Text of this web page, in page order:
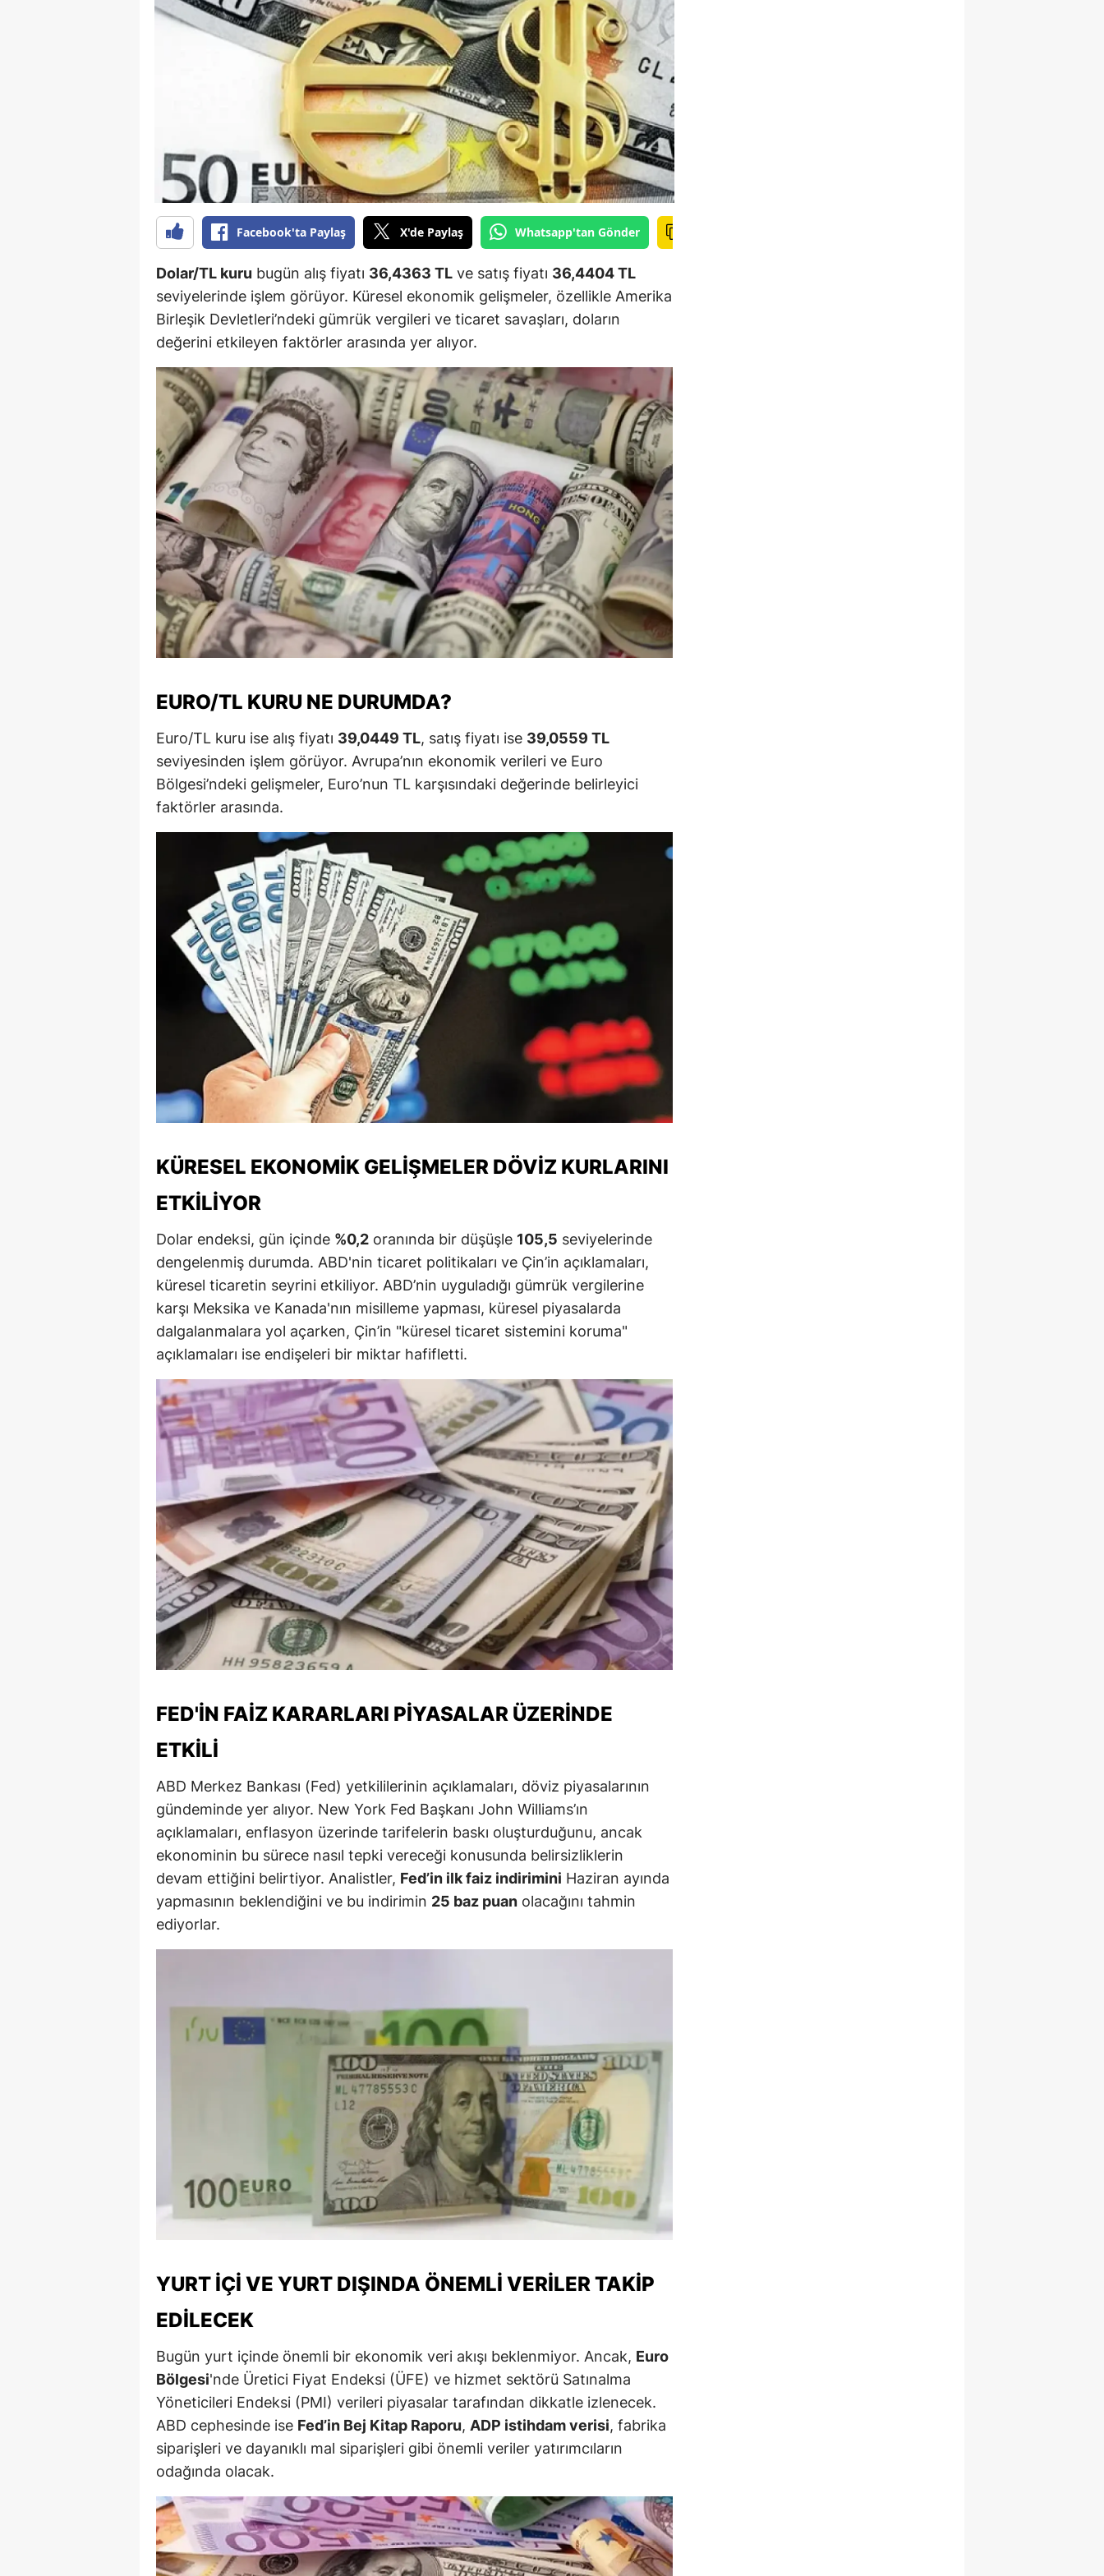
Bilecik
Bingöl
Bitlis
Bolu
Burdur
Bursa
Çanakkale
Çankırı
Çorum
Denizli
Diyarbakır
Edirne
Elazığ
Erzincan
Erzurum
Eskişehir
Gaziantep
Giresun
Gümüşhane
Hakkari
Hatay
Mersin
İstanbul
Kars
Kastamonu
Kayseri
Kırklareli
Kırşehir
Kocaeli
Konya
Kütahya
Manisa
Mardin
Muğla
Nevşehir
Niğde
Ordu
Rize
Sakarya
Samsun
Sinop
Sivas
Tekirdağ
Tokat
Uşak
Van
Yozgat
Zonguldak
Karaman
Kırıkkale
Batman
Şırnak
Bartın
Ardahan
Iğdır
Yalova
Karabük
Düzce
Facebook'ta Paylaş X'de Paylaş Whatsapp'tan Gönder
Dolar/TL kuru bugün alış fiyatı 36,4363 TL ve satış fiyatı 36,4404 TL
seviyelerinde işlem görüyor. Küresel ekonomik gelişmeler, özellikle Amerika
Birleşik Devletleri’ndeki gümrük vergileri ve ticaret savaşları, doların
değerini etkileyen faktörler arasında yer alıyor.
EURO/TL KURU NE DURUMDA?
Euro/TL kuru ise alış fiyatı 39,0449 TL, satış fiyatı ise 39,0559 TL
seviyesinden işlem görüyor. Avrupa’nın ekonomik verileri ve Euro
Bölgesi’ndeki gelişmeler, Euro’nun TL karşısındaki değerinde belirleyici
faktörler arasında.
KÜRESEL EKONOMIK GELIŞMELER DÖVIZ KURLARINI
ETKILIYOR
Dolar endeksi, gün içinde %0,2 oranında bir düşüşle 105,5 seviyelerinde
dengelenmiş durumda. ABD'nin ticaret politikaları ve Çin’in açıklamaları,
küresel ticaretin seyrini etkiliyor. ABD’nin uyguladığı gümrük vergilerine
karşı Meksika ve Kanada'nın misilleme yapması, küresel piyasalarda
dalgalanmalara yol açarken, Çin’in "küresel ticaret sistemini koruma"
açıklamaları ise endişeleri bir miktar hafifletti.
FED'IN FAIZ KARARLARI PIYASALAR ÜZERINDE
ETKILI
ABD Merkez Bankası (Fed) yetkililerinin açıklamaları, döviz piyasalarının
gündeminde yer alıyor. New York Fed Başkanı John Williams’ın
açıklamaları, enflasyon üzerinde tarifelerin baskı oluşturduğunu, ancak
ekonominin bu sürece nasıl tepki vereceği konusunda belirsizliklerin
devam ettiğini belirtiyor. Analistler, Fed’in ilk faiz indirimini Haziran ayında
yapmasının beklendiğini ve bu indirimin 25 baz puan olacağını tahmin
ediyorlar.
YURT İÇI VE YURT DIŞINDA ÖNEMLI VERILER TAKIP
EDILECEK
Bugün yurt içinde önemli bir ekonomik veri akışı beklenmiyor. Ancak, Euro
Bölgesi'nde Üretici Fiyat Endeksi (ÜFE) ve hizmet sektörü Satınalma
Yöneticileri Endeksi (PMI) verileri piyasalar tarafından dikkatle izlenecek.
ABD cephesinde ise Fed’in Bej Kitap Raporu, ADP istihdam verisi, fabrika
siparişleri ve dayanıklı mal siparişleri gibi önemli veriler yatırımcıların
odağında olacak.